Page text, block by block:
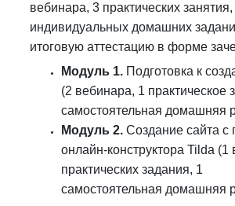
вебинара, 3 практических занятия,
индивидуальных домашних
итоговую аттестацию в форме
Модуль 1.Подготовка к
(2 вебинара, 1 практическое
самостоятельная домашняя
Модуль 2.Создание сайта
онлайн-конструктора Tilda (1
практических задания, 1
самостоятельная домашняя